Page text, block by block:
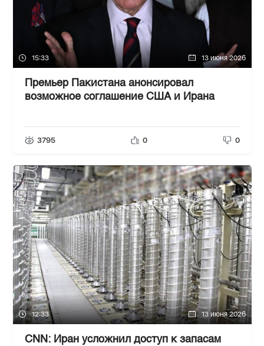
15:33 13 июня 2026
Премьер Пакистана анонсировал
возможное соглашение США и Ирана
3795 0 0
12:33 13 июня 2026
CNN: Иран усложнил доступ к запасам